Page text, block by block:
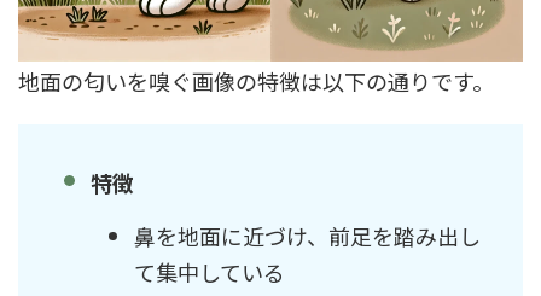
地面の匂いを嗅ぐ画像の特徴は以下の通りです。
特徴
鼻を地面に近づけ、前足を踏み出し
て集中している